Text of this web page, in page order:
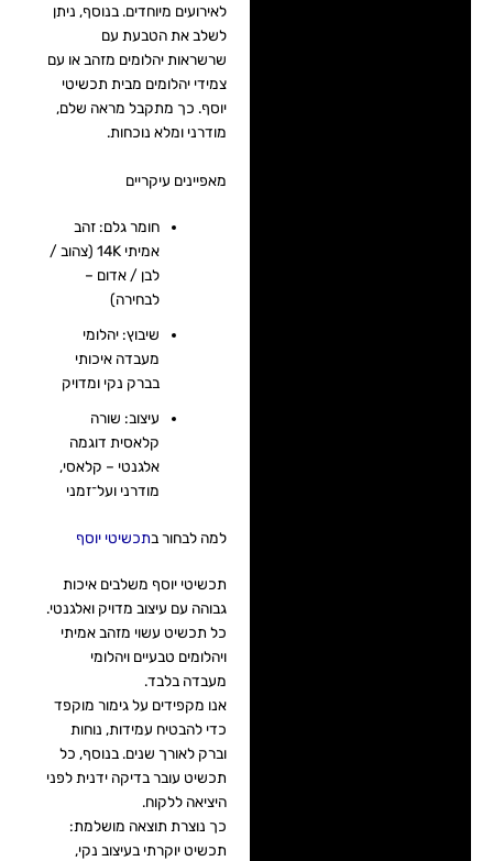
לאירועים מיוחדים. בנוסף, ניתן
לשלב את הטבעת עם
שרשראות יהלומים מזהב או עם
צמידי יהלומים מבית תכשיטי
יוסף. כך מתקבל מראה שלם,
מודרני ומלא נוכחות.
מאפיינים עיקריים
חומר גלם: זהב
אמיתי 14K (צהוב /
לבן / אדום –
לבחירה)
שיבוץ: יהלומי
מעבדה איכותי
בברק נקי ומדויק
עיצוב: שורה
קלאסית דוגמה
אלגנטי – קלאסי,
מודרני ועל־זמני
למה לבחור בתכשיטי יוסף
תכשיטי יוסף משלבים איכות
גבוהה עם עיצוב מדויק ואלגנטי.
כל תכשיט עשוי מזהב אמיתי
ויהלומים טבעיים ויהלומי
מעבדה בלבד.
אנו מקפידים על גימור מוקפד
כדי להבטיח עמידות, נוחות
וברק לאורך שנים. בנוסף, כל
תכשיט עובר בדיקה ידנית לפני
היציאה ללקוח.
כך נוצרת תוצאה מושלמת:
תכשיט יוקרתי בעיצוב נקי,